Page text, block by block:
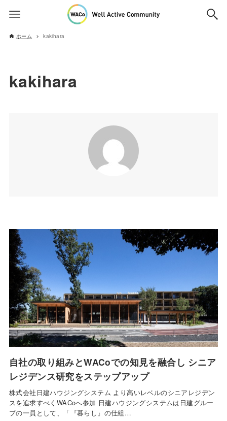
ホーム kakihara
kakihara
自社の取り組みとWACoでの知見を融合し シニア
レジデンス研究をステップアップ
株式会社日建ハウジングシステム より高いレベルのシニアレジデン
スを追求すべくWACoへ参加 日建ハウジングシステムは日建グルー
プの一員として、「『暮らし』の仕組…